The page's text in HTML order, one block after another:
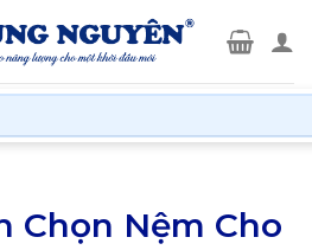
Chọn Nệm Cho